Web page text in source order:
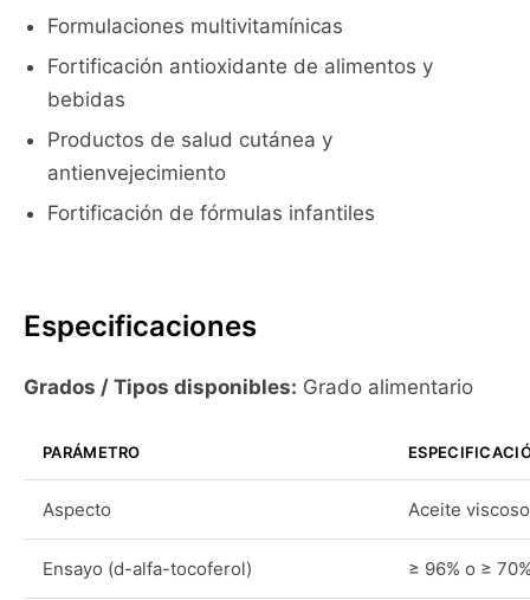
Formulaciones multivitamínicas
Fortificación antioxidante de alimentos y
bebidas
Productos de salud cutánea y
antienvejecimiento
Fortificación de fórmulas infantiles
Especificaciones
Grados / Tipos disponibles: Grado alimentario
PARÁMETRO
Aspecto Aceite
Ensayo (d-alfa-tocoferol) ≥ 96% o ≥